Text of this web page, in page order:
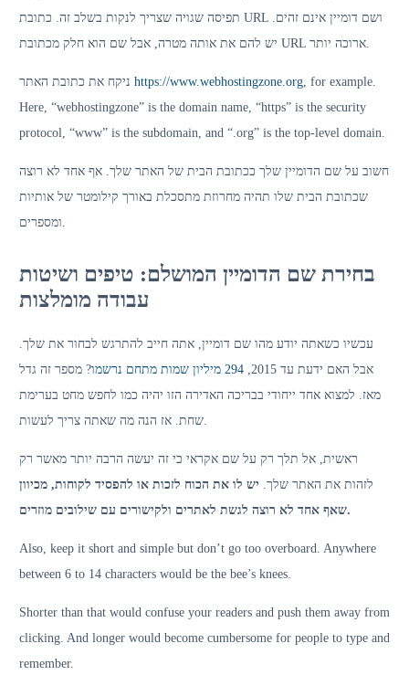
תפיסה שגויה שצריך לנקות בשלב זה. כתובת URL ושם דומיין אינם זהים.
יש להם את אותה מטרה, אבל שם הוא חלק מכתובת URL ארוכה יותר.
https://www.webhostingzone.org, for example.
Here, “webhostingzone” is the domain name, “https” is the security
protocol, “www” is the subdomain, and “.org” is the top-level domain.
חשוב על שם הדומיין שלך ככתובת הבית של האתר שלך. אף אחד לא רוצה
שכתובת הבית שלו תהיה מחרוזת מתסכלת באורך קילומטר של אותיות
ומספרים.
בחירת שם הדומיין המושלם: טיפים ושיטות
עבודה מומלצות
עכשיו כשאתה יודע מהו שם דומיין, אתה חייב להתרגש לבחור את שלך.
אבל האם ידעת עד 2015,
? מספר זה גדל
מאז. למצוא אחד ייחודי בבריכה האדירה הזו יהיה כמו לחפש מחט בערימת
שחת. אז הנה מה שאתה צריך לעשות.
ראשית, אל תלך רק על שם אקראי כי זה יעשה הרבה יותר מאשר רק
לזהות את האתר שלך. יש לו את הכוח לזכות או להפסיד לקוחות, מכיוון
שאף אחד לא רוצה לגשת לאתרים ולקישורים עם שילובים מוזרים.
Also, keep it short and simple but don’t go too overboard. Anywhere
between 6 to 14 characters would be the bee’s knees.
Shorter than that would confuse your readers and push them away from
clicking. And longer would become cumbersome for people to type and
remember.